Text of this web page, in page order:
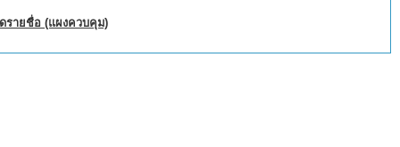
รายชื่อ (แผงควบคุม)